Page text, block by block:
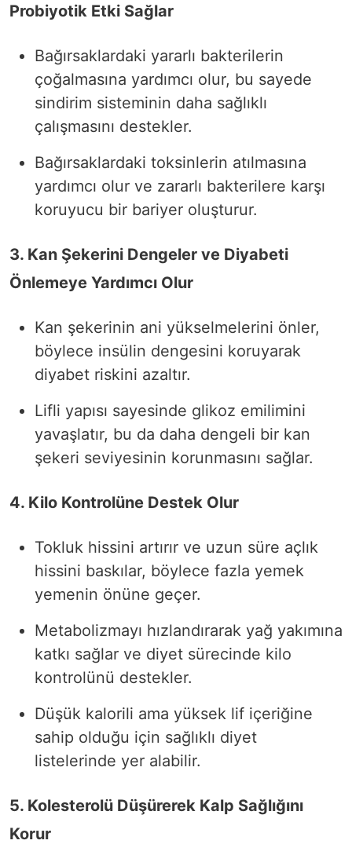
Probiyotik Etki Sağlar
Bağırsaklardaki yararlı bakterilerin
çoğalmasına yardımcı olur, bu sayede
sindirim sisteminin daha sağlıklı
çalışmasını destekler.
Bağırsaklardaki toksinlerin atılmasına
yardımcı olur ve zararlı bakterilere karşı
koruyucu bir bariyer oluşturur.
3. Kan Şekerini Dengeler ve Diyabeti
Önlemeye Yardımcı Olur
Kan şekerinin ani yükselmelerini önler,
böylece insülin dengesini koruyarak
diyabet riskini azaltır.
Lifli yapısı sayesinde glikoz emilimini
yavaşlatır, bu da daha dengeli bir kan
şekeri seviyesinin korunmasını sağlar.
4. Kilo Kontrolüne Destek Olur
Tokluk hissini artırır ve uzun süre açlık
hissini baskılar, böylece fazla yemek
yemenin önüne geçer.
Metabolizmayı hızlandırarak yağ yakımına
katkı sağlar ve diyet sürecinde kilo
kontrolünü destekler.
Düşük kalorili ama yüksek lif içeriğine
sahip olduğu için sağlıklı diyet
listelerinde yer alabilir.
5. Kolesterolü Düşürerek Kalp Sağlığını
Korur